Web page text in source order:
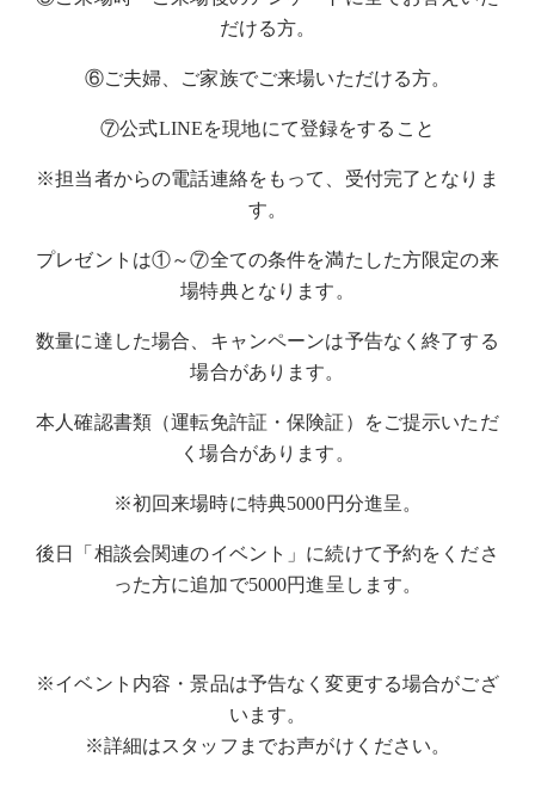
だける方。
⑥ご夫婦、ご家族でご来場いただける方。
⑦公式LINEを現地にて登録をすること
※担当者からの電話連絡をもって、受付完了となりま
す。
プレゼントは①～⑦全ての条件を満たした方限定の来
場特典となります。
数量に達した場合、キャンペーンは予告なく終了する
場合があります。
本人確認書類（運転免許証・保険証）をご提示いただ
く場合があります。
※初回来場時に特典5000円分進呈。
後日「相談会関連のイベント」に続けて予約をくださ
った方に追加で5000円進呈します。
※イベント内容・景品は予告なく変更する場合がござ
います。
※詳細はスタッフまでお声がけください。